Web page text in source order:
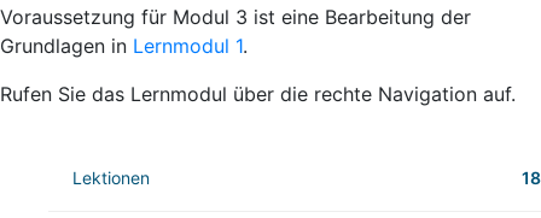
Voraussetzung für Modul 3 ist eine Bearbeitung der
Grundlagen in Lernmodul 1.
Rufen Sie das Lernmodul über die rechte Navigation auf.
Lektionen 18